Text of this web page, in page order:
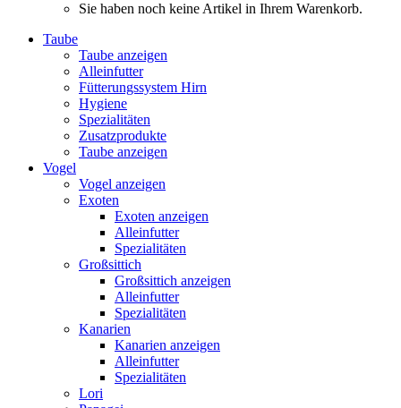
Sie haben noch keine Artikel in Ihrem Warenkorb.
Taube
Taube anzeigen
Alleinfutter
Fütterungssystem Hirn
Hygiene
Spezialitäten
Zusatzprodukte
Taube anzeigen
Vogel
Vogel anzeigen
Exoten
Exoten anzeigen
Alleinfutter
Spezialitäten
Großsittich
Großsittich anzeigen
Alleinfutter
Spezialitäten
Kanarien
Kanarien anzeigen
Alleinfutter
Spezialitäten
Lori